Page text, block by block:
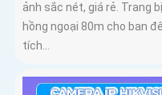
ảnh sắc nét, giá rẻ. Trang
hồng ngoại 80m cho ban
tích...